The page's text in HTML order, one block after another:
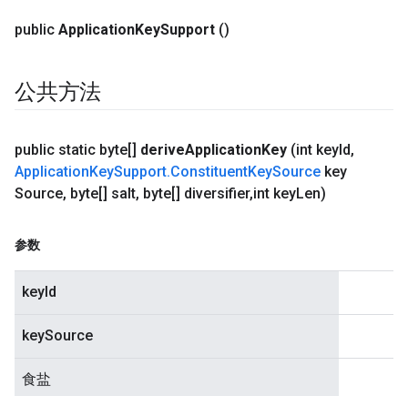
public ApplicationKeySupport ()
公共方法
public static byte[] deriveApplicationKey (int keyId,
ApplicationKeySupport.ConstituentKeySource key
Source, byte[] salt, byte[] diversifier,int keyLen)
参数
keyId
keySource
食盐